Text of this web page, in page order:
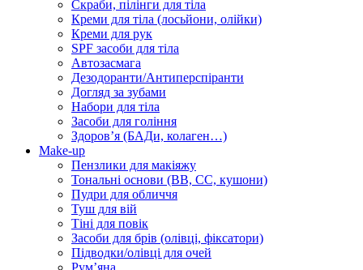
Скраби, пілінги для тіла
Креми для тіла (лосьйони, олійки)
Креми для рук
SPF засоби для тіла
Автозасмага
Дезодоранти/Антиперспіранти
Догляд за зубами
Набори для тіла
Засоби для гоління
Здоровʼя (БАДи, колаген…)
Make-up
Пензлики для макіяжу
Тональні основи (BB, CC, кушони)
Пудри для обличчя
Туш для вій
Тіні для повік
Засоби для брів (олівці, фіксатори)
Підводки/олівці для очей
Румʼяна